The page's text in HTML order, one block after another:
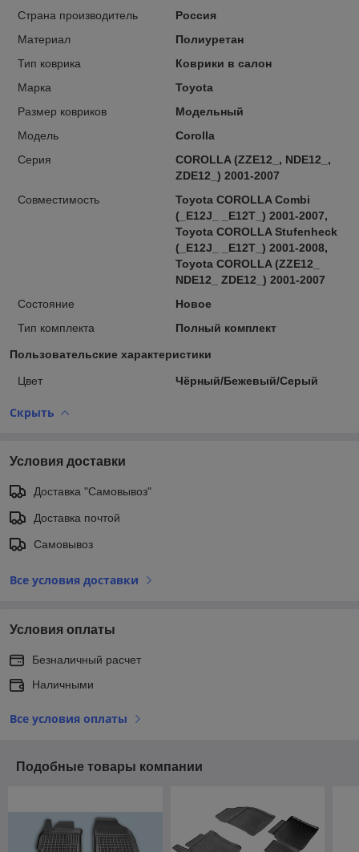
Страна производитель
Россия
Материал
Полиуретан
Тип коврика
Коврики в салон
Марка
Toyota
Размер ковриков
Модельный
Модель
Corolla
Серия
COROLLA (ZZE12_, NDE12_,
ZDE12_) 2001-2007
Совместимость
Toyota COROLLA Combi
(_E12J_ _E12T_) 2001-2007,
Toyota COROLLA Stufenheck
(_E12J_ _E12T_) 2001-2008,
Toyota COROLLA (ZZE12_
NDE12_ ZDE12_) 2001-2007
Состояние
Новое
Тип комплекта
Полный комплект
Пользовательские характеристики
Цвет Чёрный/Бежевый/Серый
Скрыть
Условия доставки
Доставка "Самовывоз"
Доставка почтой
Самовывоз
Все условия доставки
Условия оплаты
Безналичный расчет
Наличными
Все условия оплаты
Подобные товары компании